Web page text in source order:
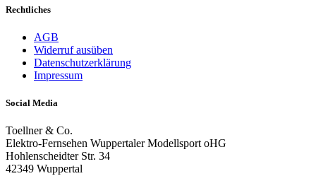
Rechtliches
AGB
Widerruf ausüben
Datenschutzerklärung
Impressum
Social Media
Toellner & Co.
Elektro-Fernsehen Wuppertaler Modellsport oHG
Hohlenscheidter Str. 34
42349 Wuppertal